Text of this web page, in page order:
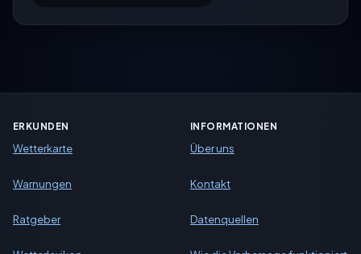
ERKUNDEN
Wetterkarte
Warnungen
Ratgeber
INFORMATIONEN
Über uns
Kontakt
Datenquellen